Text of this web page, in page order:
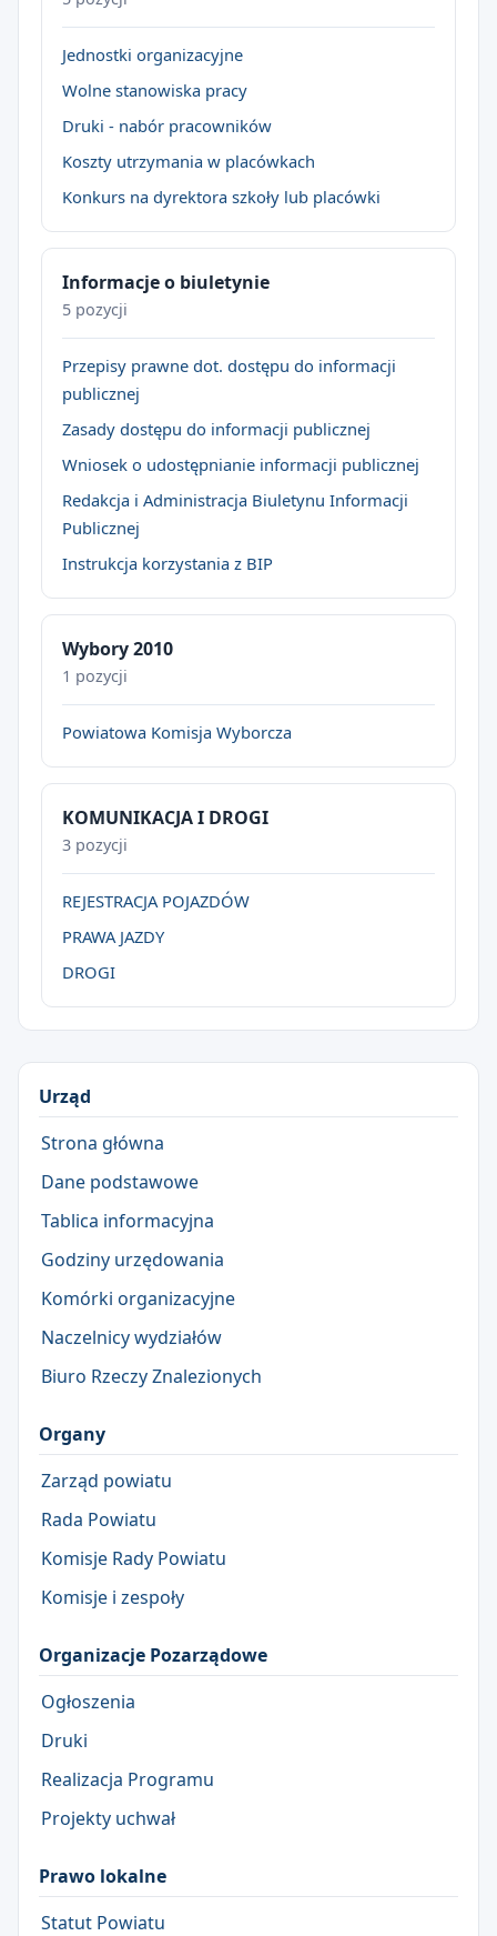
Urząd
Strona główna
Dane podstawowe
Tablica informacyjna
Godziny urzędowania
Komórki organizacyjne
Naczelnicy wydziałów
Biuro Rzeczy Znalezionych
Organy
Zarząd powiatu
Rada Powiatu
Komisje Rady Powiatu
Komisje i zespoły
Organizacje Pozarządowe
Ogłoszenia
Druki
Realizacja Programu
Projekty uchwał
Prawo lokalne
Statut Powiatu
Jednostki organizacyjne
Wolne stanowiska pracy
Druki - nabór pracowników
Koszty utrzymania w placówkach
Konkurs na dyrektora szkoły lub placówki
Informacje o biuletynie
5 pozycji
Przepisy prawne dot. dostępu do informacji
publicznej
Zasady dostępu do informacji publicznej
Wniosek o udostępnianie informacji publicznej
Redakcja i Administracja Biuletynu Informacji
Publicznej
Instrukcja korzystania z BIP
Wybory 2010
1 pozycji
Powiatowa Komisja Wyborcza
KOMUNIKACJA I DROGI
3 pozycji
REJESTRACJA POJAZDÓW
PRAWA JAZDY
DROGI